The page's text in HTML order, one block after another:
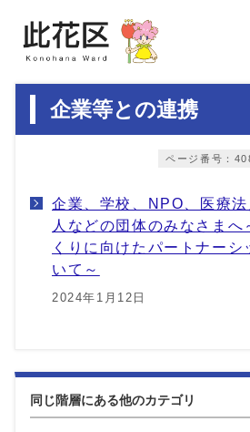
企業等との連携
ページ番号：
企業、学校、NPO、医療
人などの団体のみなさまへ
くりに向けたパートナーシ
いて～
2024年1月12日
同じ階層にある他のカテゴリ